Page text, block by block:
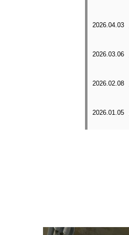
2026.04.03
2026.03.06
2026.02.08
2026.01.05